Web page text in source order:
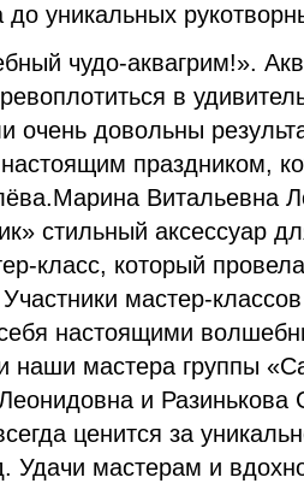
до уникальных
чудо-аквагрим!».
в
очень довольны
настоящим праздником,
Витальевна
стильный аксессуар
класс, который
мастер-
настоящими
наши мастера группы
и
ценится за
Удачи мастерам и